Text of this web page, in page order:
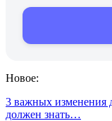
Новое:
3 важных изменения
должен знать…